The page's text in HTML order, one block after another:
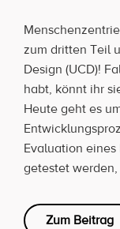
zum dritten Teil
Design (UCD)!
habt, könnt ihr
Heute geht es
Evaluation eines
getestet
Zum Beitrag